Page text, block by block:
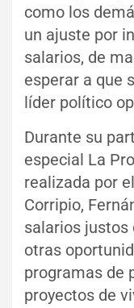
como los
un ajuste por
salarios, de
esperar a que
líder político
Durante su
especial La
realizada por
Corripio,
salarios justos
otras
programas de
proyectos de